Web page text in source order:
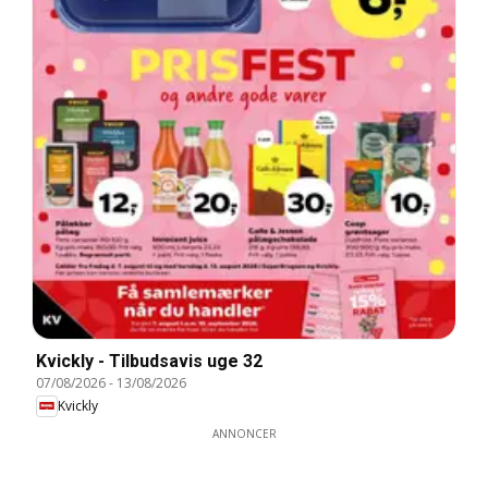
Kvickly - Tilbudsavis uge 32
07/08/2026- 13/08/2026
Kvickly
ANNONCER